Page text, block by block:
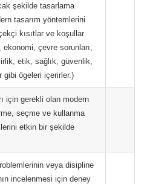
şekilde tasarlama
tasarım yöntemlerini
kısıtlar ve koşullar
ekonomi, çevre sorunları,
etik, sağlık, güvenlik,
ögeleri içerirler.)
için gerekli olan modern
seçme ve kullanma
etkin bir şekilde
veya disipline
incelenmesi için deney